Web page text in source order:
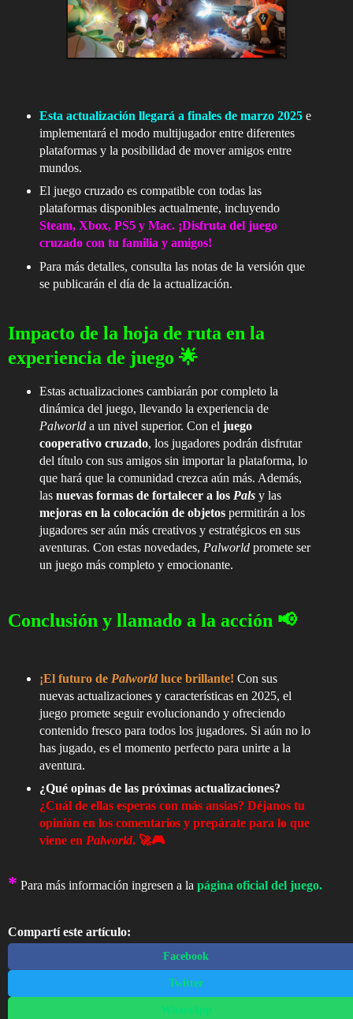
Esta actualización llegará a finales de marzo 2025e
implementará el modo multijugador entre diferentes
plataformas y la posibilidad de mover amigos entre
mundos.
El juego cruzado es compatible con todas las
plataformas disponibles actualmente, incluyendo
Steam, Xbox, PS5 y Mac. ¡Disfruta del juego
cruzado con tu familia y amigos!
Para más detalles, consulta las notas de la versión que
se publicarán el día de la actualización.
Impacto de la hoja de ruta en la
experiencia de juego 🌟
Estas actualizaciones cambiarán por completo la
dinámica del juego, llevando la experiencia de
Palworlda un nivel superior. Con el juego
cooperativo cruzado, los jugadores podrán disfrutar
del título con sus amigos sin importar la plataforma, lo
que hará que la comunidad crezca aún más. Además,
las nuevas formas de fortalecer a los Palsy las
mejoras en la colocación de objetospermitirán a los
jugadores ser aún más creativos y estratégicos en sus
aventuras. Con estas novedades, Palworldpromete ser
un juego más completo y emocionante.
Conclusión y llamado a la acción 📢
¡El futuro de Palworldluce brillante! Con sus
nuevas actualizaciones y características en 2025, el
juego promete seguir evolucionando y ofreciendo
contenido fresco para todos los jugadores. Si aún no lo
has jugado, es el momento perfecto para unirte a la
aventura.
¿Qué opinas de las próximas actualizaciones?
¿Cuál de ellas esperas con más ansias? Déjanos tu
opinión en los comentarios y prepárate para lo que
viene en Palworld. 🚀🎮
* Para más información ingresen a la página oficial del juego.
Compartí este artículo:
Facebook
Twitter
WhatsApp